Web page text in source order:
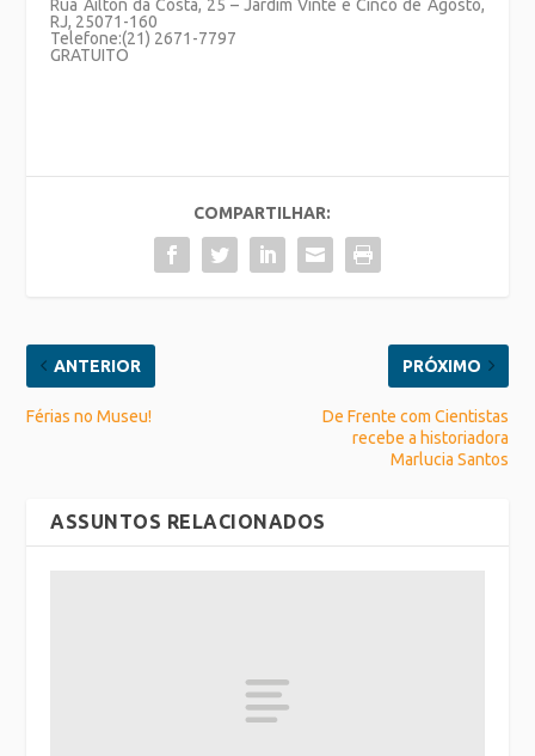
Rua Ailton da Costa, 25 – Jardim Vinte e Cinco de Agosto,
RJ, 25071-160
Telefone:(21) 2671-7797
GRATUITO
COMPARTILHAR:
ANTERIOR
Férias no Museu!
PRÓXIMO
De Frente com Cientistas
recebe a historiadora
Marlucia Santos
ASSUNTOS RELACIONADOS